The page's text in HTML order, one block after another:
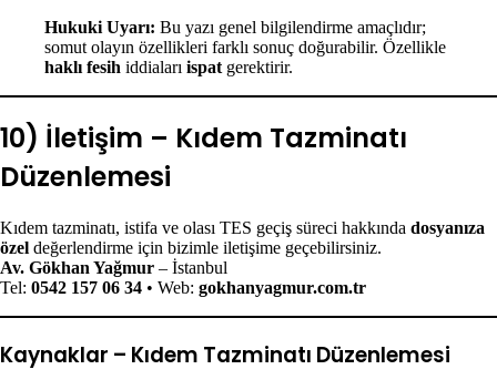
Hukuki Uyarı: Bu yazı genel bilgilendirme amaçlıdır;
somut olayın özellikleri farklı sonuç doğurabilir. Özellikle
haklı fesih iddiaları ispat gerektirir.
10) İletişim – Kıdem Tazminatı
Düzenlemesi
Kıdem tazminatı, istifa ve olası TES geçiş süreci hakkında dosyanıza
özel değerlendirme için bizimle iletişime geçebilirsiniz.
Av. Gökhan Yağmur – İstanbul
Tel: 0542 157 06 34 • Web: gokhanyagmur.com.tr
Kaynaklar – Kıdem Tazminatı Düzenlemesi